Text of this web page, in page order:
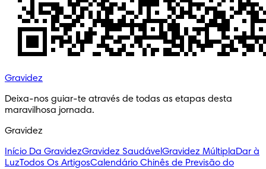
Gravidez
Deixa-nos guiar-te através de todas as etapas desta
maravilhosa jornada.
Gravidez
Início Da GravidezGravidez SaudávelGravidez MúltiplaDar à
LuzTodos Os ArtigosCalendário Chinês de Previsão do